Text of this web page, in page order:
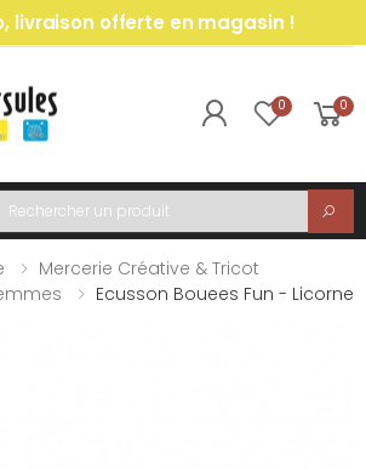
livraison offerte en magasin !
0 0
menu
Mercerie Créative & Tricot
Ecusson Bouees Fun - Licorne